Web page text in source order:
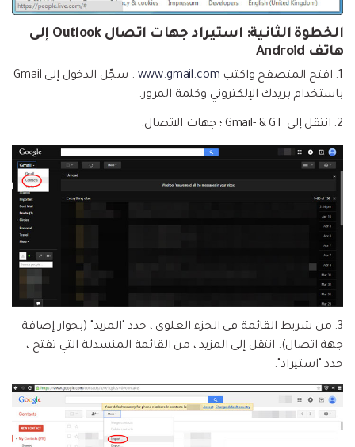
الخطوة الثانية:
استيراد جهات اتصال Outlook إلى
هاتف Android
1. افتح المتصفح واكتب www.gmail.com
. سجّل الدخول إلى Gmail
باستخدام بريدك الإلكتروني وكلمة المرور.
2. انتقل إلى Gmail- & GT ؛ جهات الاتصال.
3. من شريط القائمة في الجزء العلوي ، حدد "المزيد" (بجوار إضافة
جهة اتصال). انتقل إلى المزيد ، من القائمة المنسدلة التي تفتح ،
حدد "استيراد".